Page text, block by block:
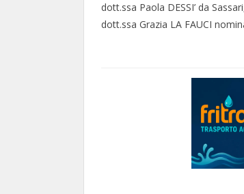
dott.ssa Paola DESSI’ da
dott.ssa Grazia LA FAUCI